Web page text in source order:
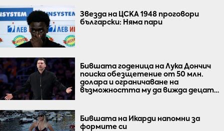
Звезда на ЦСКА 1948 проговори
български: Няма пари
Бившата годеница на Лука Дончич
поиска обезщетение от 50 млн.
долара и ограничаване на
възможността му да вижда децата
Бившата на Икарди напомни за
формите си